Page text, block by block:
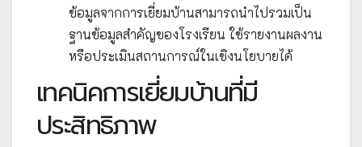
ข้อมูลจากการเยี่ยมบ้านสามารถนำไปรวมเป็น
ฐานข้อมูลสำคัญของโรงเรียน ใช้รายงานผลงาน
หรือประเมินสถานการณ์ในเชิงนโยบายได้
เทคนิคการเยี่ยมบ้านที่มี
ประสิทธิภาพ